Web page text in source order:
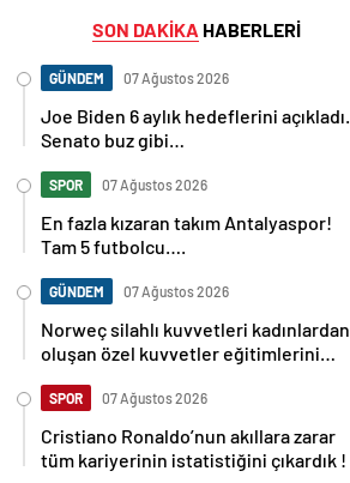
SON DAKİKA HABERLERİ
GÜNDEM 07 Ağustos 2026
Joe Biden 6 aylık hedeflerini açıkladı.
Senato buz gibi…
SPOR 07 Ağustos 2026
En fazla kızaran takım Antalyaspor!
Tam 5 futbolcu….
GÜNDEM 07 Ağustos 2026
Norweç silahlı kuvvetleri kadınlardan
oluşan özel kuvvetler eğitimlerini
SPOR 07 Ağustos 2026
Cristiano Ronaldo’nun akıllara zarar
tüm kariyerinin istatistiğini çıkardık !